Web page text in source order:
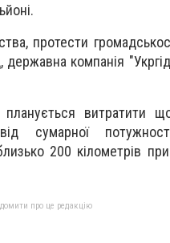
протести
державна компанія
планується витратити
сумарної потужності
200 кілометрів
про це редакцію